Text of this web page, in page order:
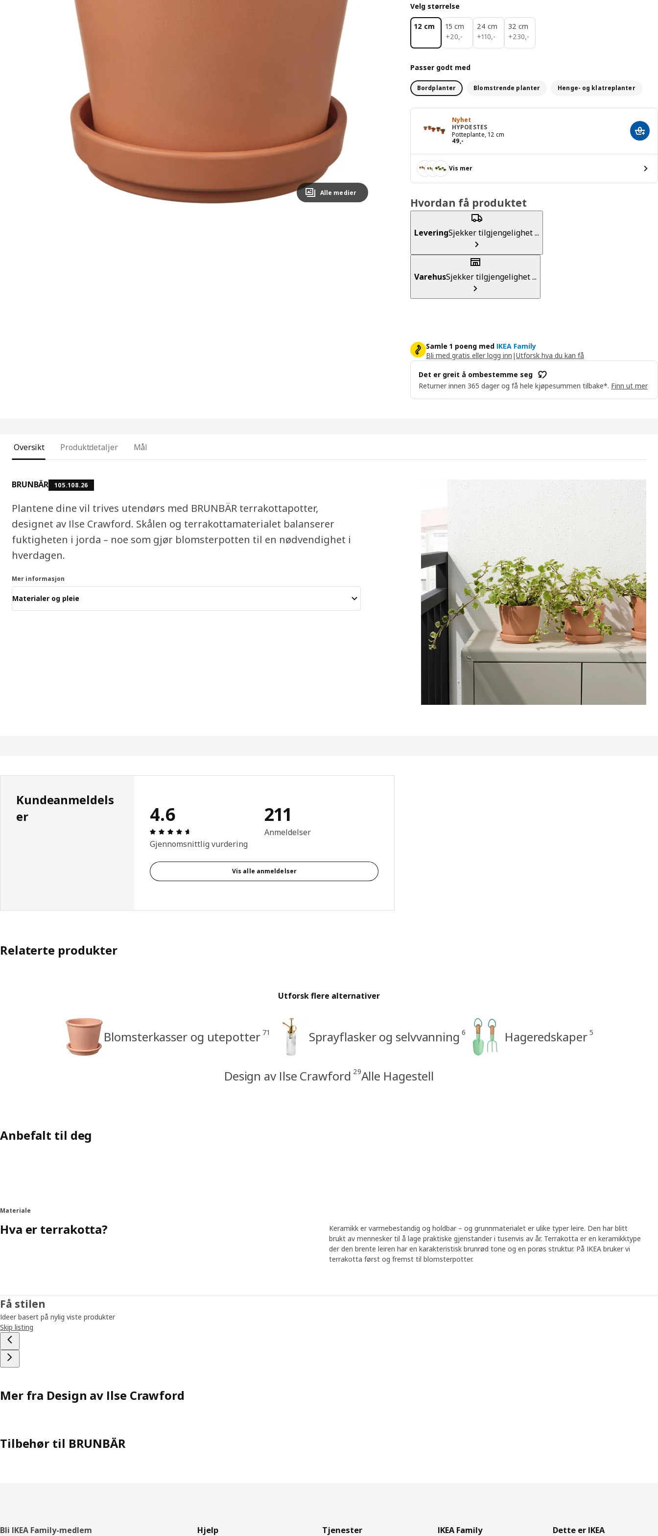
Image zoomed out, normal view
Alle medier
Velg størrelse
12 cm
15 cm
+20,-
20,-
24 cm
+110,-
110,-
32 cm
+230,-
230,-
Passer godt med
Bordplanter Blomstrende planter Henge- og klatreplanter
Nyhet
HYPOESTES
Potteplante, 12 cm
49,-
Pris 49,-
Legg
Vis mer
Hvordan få produktet
LeveringSjekker tilgjengelighet ...
VarehusSjekker tilgjengelighet ...
Samle 1 poeng med IKEA Family
Bli med gratis eller logg inn |Utforsk hva du kan få
Det er greit å ombestemme seg
Returner innen 365 dager og få hele kjøpesummen tilbake*. Finn ut mer
Oversikt Produktdetaljer Mål
BRUNBÄR 105.108.26
Plantene dine vil trives utendørs med BRUNBÄR terrakottapotter,
designet av Ilse Crawford. Skålen og terrakottamaterialet balanserer
fuktigheten i jorda – noe som gjør blomsterpotten til en nødvendighet i
hverdagen.
Mer informasjon
Materialer og pleie
Kundeanmeldels
er
4.6
Produktomtale: 4.6 ingen kundevurdering 5 stjerner. Totalt antall anmeldelser: 211
Gjennomsnittlig vurdering
211
Anmeldelser
Vis alle anmeldelser
Relaterte produkter
Utforsk flere alternativer
Blomsterkasser og utepotter 71 Sprayflasker og selvvanning 6 Hageredskaper 5
Design av Ilse Crawford 29Alle Hagestell
Anbefalt til deg
Materiale
Hva er terrakotta?
Keramikk er varmebestandig og holdbar – og grunnmaterialet er ulike typer leire. Den har blitt
brukt av mennesker til å lage praktiske gjenstander i tusenvis av år. Terrakotta er en keramikktype
der den brente leiren har en karakteristisk brunrød tone og en porøs struktur. På IKEA bruker vi
terrakotta først og fremst til blomsterpotter.
Få stilen
Ideer basert på nylig viste produkter
Skip listing
Mer fra Design av Ilse Crawford
Tilbehør til BRUNBÄR
Bunntekst
Bli IKEA Family-medlem Hjelp Tjenester IKEA Family Dette er IKEA